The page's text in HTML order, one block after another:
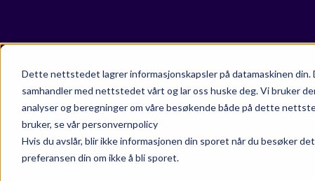
Dette nettstedet lagrer informasjonskapsler på datamaskinen din.
samhandler med nettstedet vårt og lar oss huske deg. Vi bruker
analyser og beregninger om våre besøkende både på dette
bruker, se vår personvernpolicy
Hvis du avslår, blir ikke informasjonen din sporet når du besøker
preferansen din om ikke å bli sporet.